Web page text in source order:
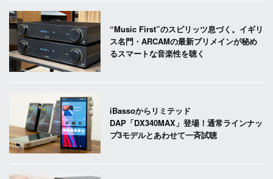
“Music First”のスピリッツ息づく。イギリ
ス名門・ARCAMの最新プリメインが秘め
るスマートな音楽性を聴く
iBassoからリミテッド
DAP「DX340MAX」登場！通常ラインナッ
プ3モデルとあわせて一斉試聴